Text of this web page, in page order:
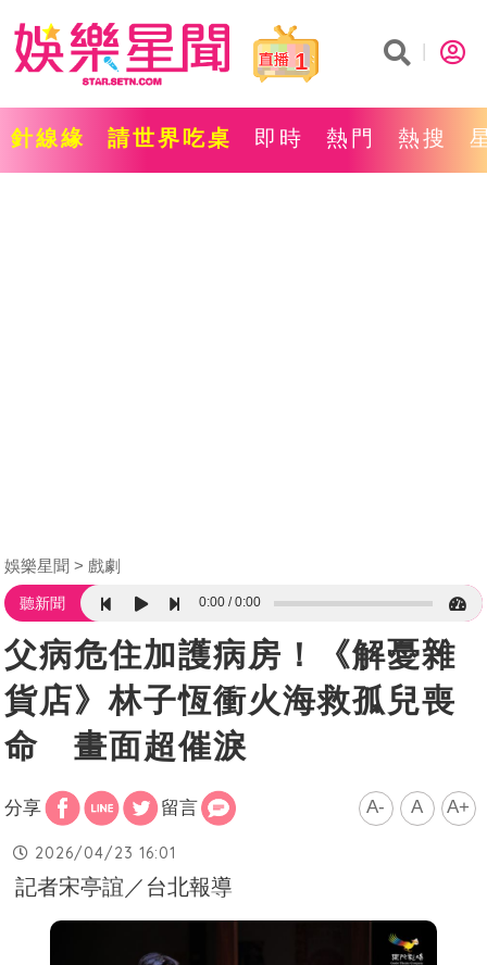
1
針線緣 請世界吃桌 即時 熱門 熱搜
娛樂星聞 戲劇
聽新聞 0:00 0:00
父病危住加護病房！《解憂雜
貨店》林子恆衝火海救孤兒喪
命 畫面超催淚
分享 留言 A- A A+
2026/04/23 16:01
記者宋亭誼／台北報導